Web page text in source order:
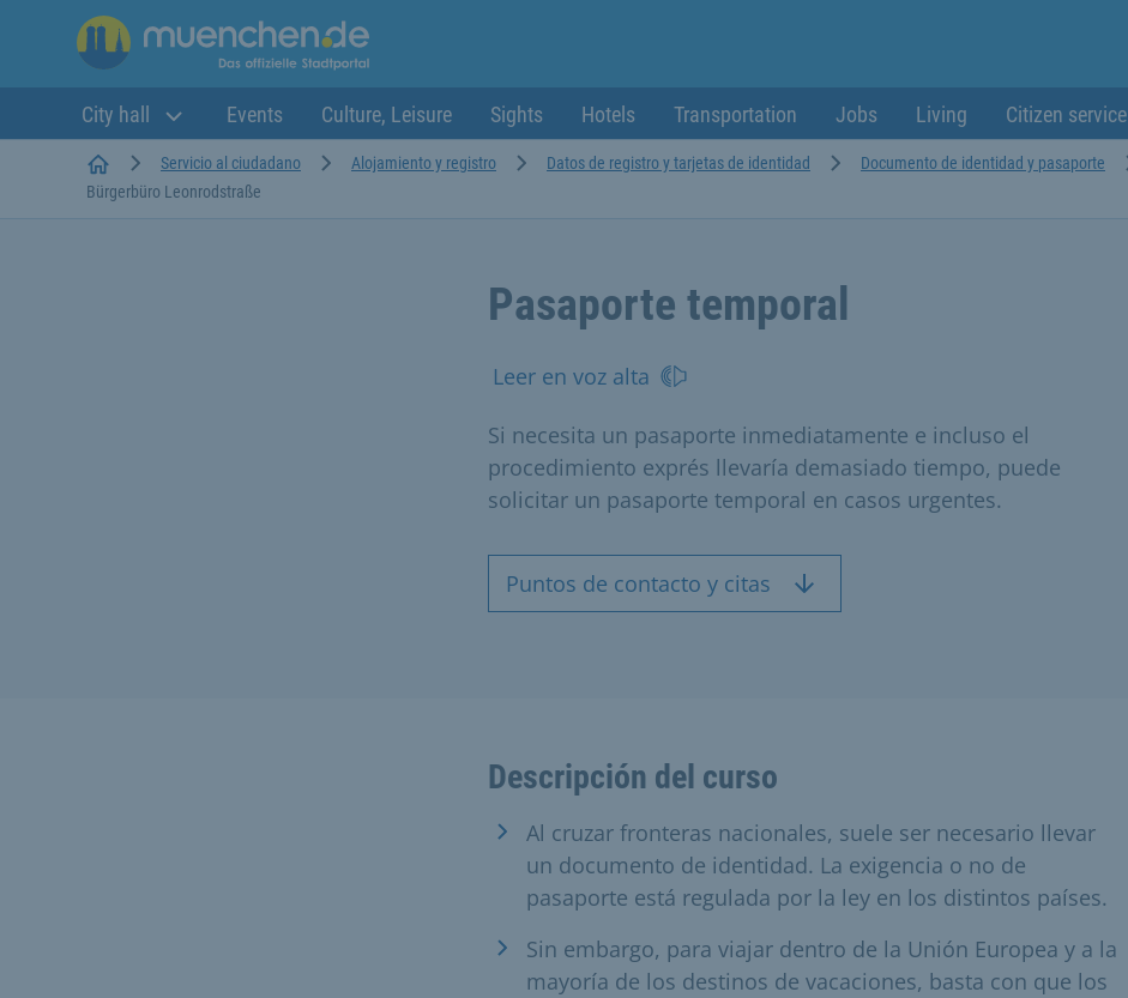
City hall Events Culture, Leisure Sights Hotels Transportation Jobs Living Citizen service
StartseiteServicio al ciudadano Alojamiento y registro Datos de registro y tarjetas de identidad Documento de identidad y pasaporte
Bürgerbüro Leonrodstraße
Pasaporte temporal
Leer en voz alta
Si necesita un pasaporte inmediatamente e incluso el
procedimiento exprés llevaría demasiado tiempo, puede
solicitar un pasaporte temporal en casos urgentes.
Puntos de contacto y citas
Descripción del curso
Al cruzar fronteras nacionales, suele ser necesario llevar
un documento de identidad. La exigencia o no de
pasaporte está regulada por la ley en los distintos países.
Sin embargo, para viajar dentro de la Unión Europea y a la
mayoría de los destinos de vacaciones, basta con que los